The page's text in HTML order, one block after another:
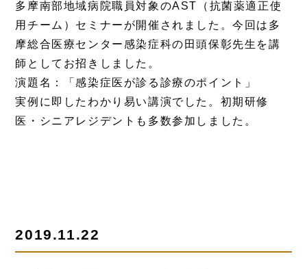
多摩南部地域病院職員対象のAST（抗菌薬適正使
用チーム）セミナーが開催されました。今回は多
摩総合医療センター感染症科の田頭保彰先生を講
師としてお招きしました。
演題名：「感染症医が診る診療のポイント」
実例に即したわかり易い講演でした。初期研修
医・シニアレジデントも多数参加しました。
2019.11.22